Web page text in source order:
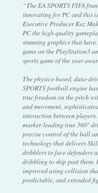
“The EA SPORTS FIFA
innovating for PC and this
Executive Producer Kaz
PC the high quality
stunning graphics that
game on the PlayStation3
sports game of the year
The physics-based, data-
SPORTS football engine
true freedom on the pitch
and movement,
interaction between
market-leading true 360°
precise control of the ball
technology that delivers
dribblers to face defenders
dribbling to skip past them.
improved using collision
predictable, and extended